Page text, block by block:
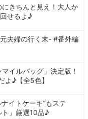
にきちんと見え！大人か
せるよ♪
夫婦の行く末- #番外編
イルバッグ」決定版！
よ♪【全5色】
イトケーキ”もステ
ト」厳選10品♪